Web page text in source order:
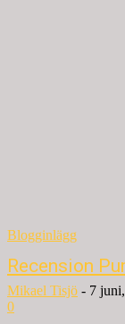
Blogginlägg
Recension
Mikael Tisjö - 7
0